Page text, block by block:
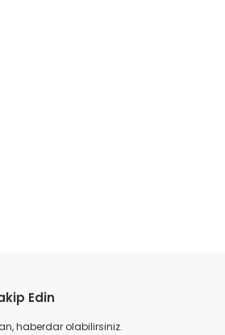
Edin
haberdar olabilirsiniz.